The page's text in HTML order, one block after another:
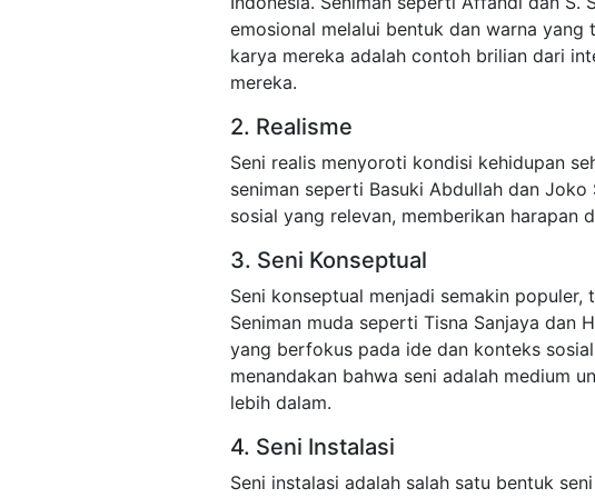
emosional melalui bentuk dan warna
karya mereka adalah contoh brilian dari
mereka.
2. Realisme
Seni realis menyoroti kondisi kehidupan
seniman seperti Basuki Abdullah dan
sosial yang relevan, memberikan harapan
3. Seni Konseptual
Seni konseptual menjadi semakin populer,
Seniman muda seperti Tisna Sanjaya dan
yang berfokus pada ide dan konteks
menandakan bahwa seni adalah medium
lebih dalam.
4. Seni Instalasi
Seni instalasi adalah salah satu bentuk